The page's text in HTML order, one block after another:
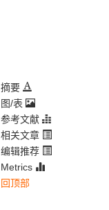
摘要
图/表
参考文献
相关文章
编辑推荐
Metrics
回顶部